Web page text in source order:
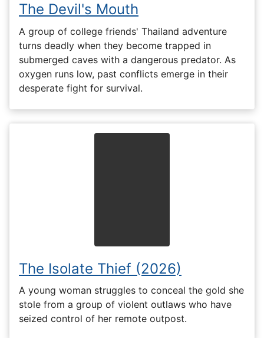
The Devil's Mouth
A group of college friends' Thailand adventure
turns deadly when they become trapped in
submerged caves with a dangerous predator. As
oxygen runs low, past conflicts emerge in their
desperate fight for survival.
The Isolate Thief (2026)
A young woman struggles to conceal the gold she
stole from a group of violent outlaws who have
seized control of her remote outpost.